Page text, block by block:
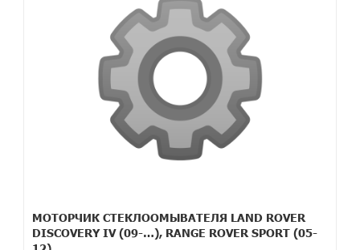
МОТОРЧИК СТЕКЛООМЫВАТЕЛЯ LAND ROVER
DISCOVERY IV (09-…), RANGE ROVER SPORT (05-